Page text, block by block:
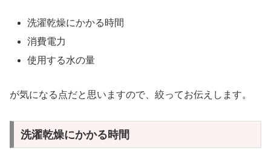
洗濯乾燥にかかる時間
消費電力
使用する水の量
が気になる点だと思いますので、絞ってお伝えします。
洗濯乾燥にかかる時間